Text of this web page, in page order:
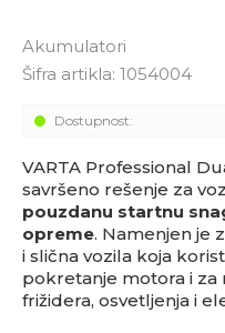
Akumulatori
Šifra artikla: 1054004
Dostupnost:
VARTA Professional
savršeno rešenje za
pouzdanu startnu
opreme. Namenjen je
i slična vozila koja
pokretanje motora i za
frižidera, osvetljenja i